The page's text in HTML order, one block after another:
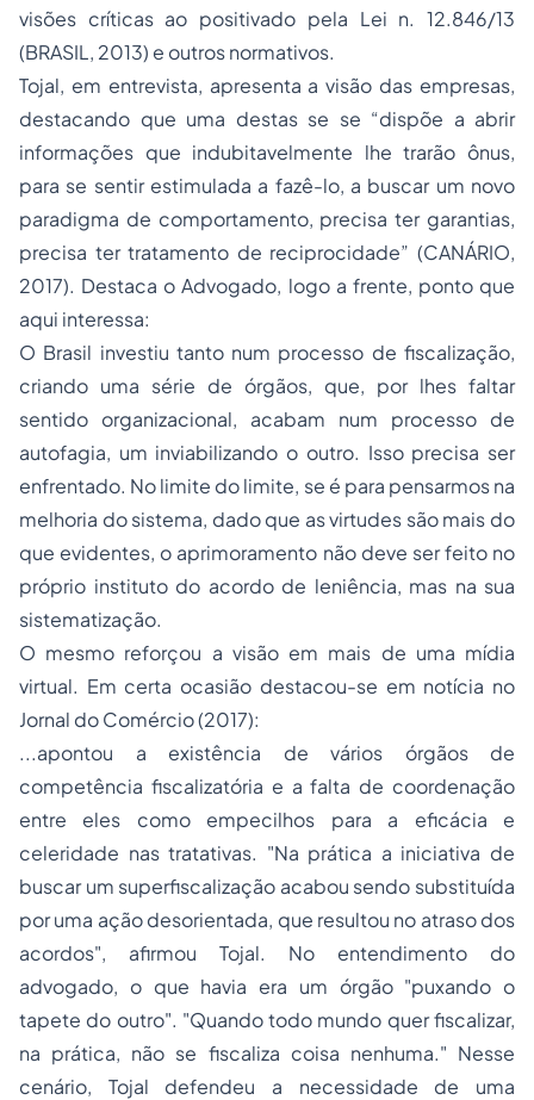
visões críticas ao positivado pela Lei n. 12.846/13
(BRASIL, 2013) e outros normativos.
Tojal, em entrevista, apresenta a visão das empresas,
destacando que uma destas se se “dispõe a abrir
informações que indubitavelmente lhe trarão ônus,
para se sentir estimulada a fazê-lo, a buscar um novo
paradigma de comportamento, precisa ter garantias,
precisa ter tratamento de reciprocidade” (CANÁRIO,
2017). Destaca o Advogado, logo a frente, ponto que
aqui interessa:
O Brasil investiu tanto num processo de fiscalização,
criando uma série de órgãos, que, por lhes faltar
sentido organizacional, acabam num processo de
autofagia, um inviabilizando o outro. Isso precisa ser
enfrentado. No limite do limite, se é para pensarmos na
melhoria do sistema, dado que as virtudes são mais do
que evidentes, o aprimoramento não deve ser feito no
próprio instituto do acordo de leniência, mas na sua
sistematização.
O mesmo reforçou a visão em mais de uma mídia
virtual. Em certa ocasião destacou-se em notícia no
Jornal do Comércio (2017):
...apontou a existência de vários órgãos de
competência fiscalizatória e a falta de coordenação
entre eles como empecilhos para a eficácia e
celeridade nas tratativas. "Na prática a iniciativa de
buscar um superfiscalização acabou sendo substituída
por uma ação desorientada, que resultou no atraso dos
acordos", afirmou Tojal. No entendimento do
advogado, o que havia era um órgão "puxando o
tapete do outro". "Quando todo mundo quer fiscalizar,
na prática, não se fiscaliza coisa nenhuma." Nesse
cenário, Tojal defendeu a necessidade de uma